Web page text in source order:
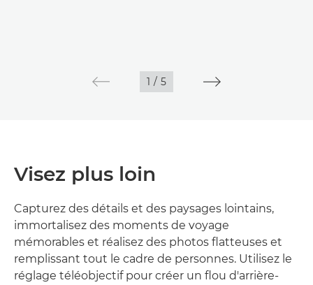
1 / 5
Visez plus loin
Capturez des détails et des paysages lointains,
immortalisez des moments de voyage
mémorables et réalisez des photos flatteuses et
remplissant tout le cadre de personnes. Utilisez le
réglage téléobjectif pour créer un flou d'arrière-